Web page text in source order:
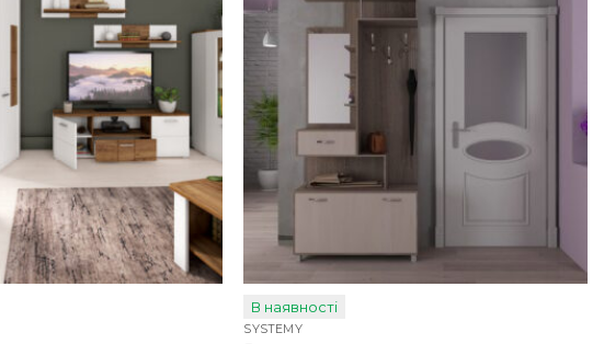
В наявності
SYSTEMY